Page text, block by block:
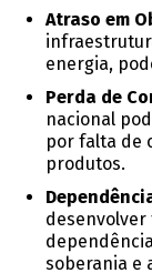
Atraso em
energia,
Perda de
nacional
por falta de
produtos.
soberania e